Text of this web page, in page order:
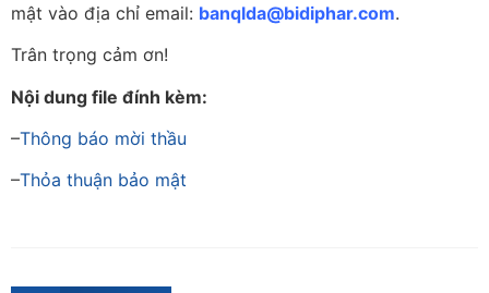
mật vào địa chỉ email: banqlda@bidiphar.com.
Trân trọng cảm ơn!
Nội dung file đính kèm:
–Thông báo mời thầu
–Thỏa thuận bảo mật